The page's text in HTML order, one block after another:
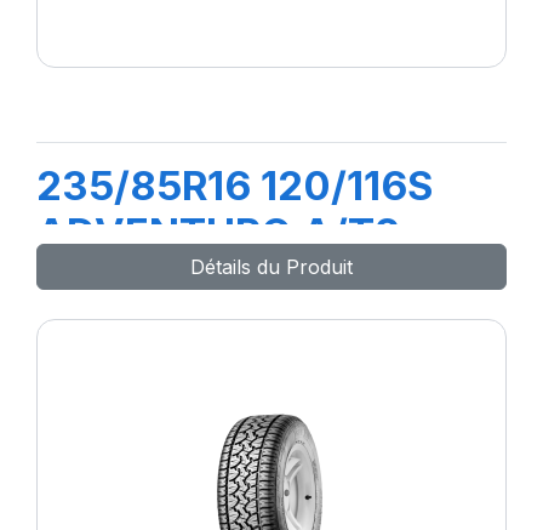
235/85R16 120/116S
ADVENTURO A/T2
Détails du Produit